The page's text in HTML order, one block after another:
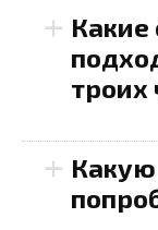
+ Какие
троих
+